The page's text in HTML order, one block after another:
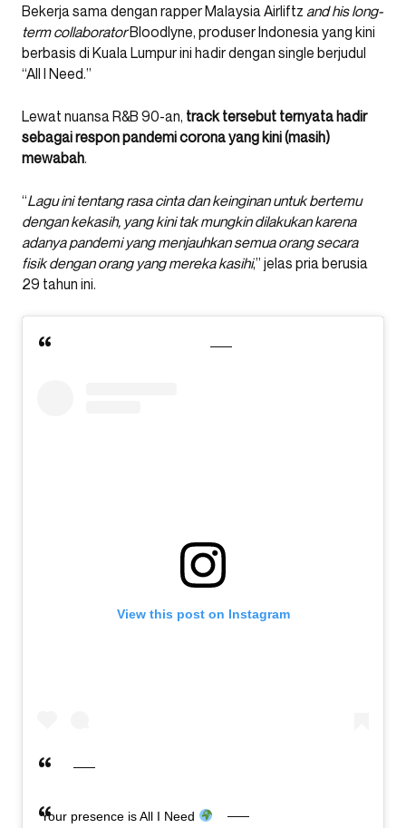
Bekerja sama dengan rapper Malaysia Airliftz and his long-
term collaboratorBloodlyne, produser Indonesia yang kini
berbasis di Kuala Lumpur ini hadir dengan single berjudul
“All I Need.”
Lewat nuansa R&B 90-an, track tersebut ternyata hadir
sebagai respon pandemi corona yang kini (masih)
mewabah.
“Lagu ini tentang rasa cinta dan keinginan untuk bertemu
dengan kekasih, yang kini tak mungkin dilakukan karena
adanya pandemi yang menjauhkan semua orang secara
fisik dengan orang yang mereka kasihi,” jelas pria berusia
29 tahun ini.
View this post on Instagram
Your presence is All I Need